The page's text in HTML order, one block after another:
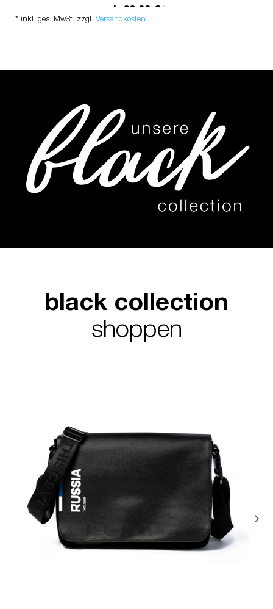
* inkl. ges. MwSt. zzgl. Versandkosten
black collection
shoppen